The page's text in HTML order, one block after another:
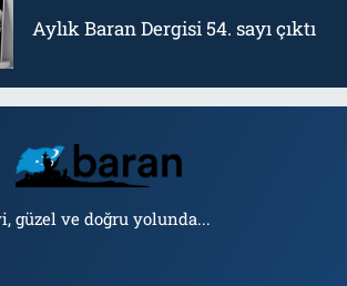
Aylık Baran Dergisi 54. sayı çıktı
güzel ve doğru yolunda...